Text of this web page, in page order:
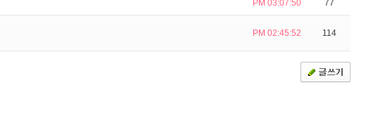
PM 03:07:50 77
PM 02:45:52 114